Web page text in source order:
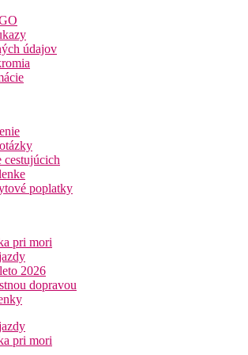
reštaurácia, bar, biliard, bazén, lehátka a
zadarmo, foodtruck.
trezor (za poplatok), WiFi zadarmo,
ocenená certifikátom modrej vlajky 100 m
a slnečníky na pláži za poplatok.
dokúpenia raňajok či polpenzie.
pláži (za poplatok).
údajov
cestujúcich
poplatky
pri mori
2026
dopravou
pri mori